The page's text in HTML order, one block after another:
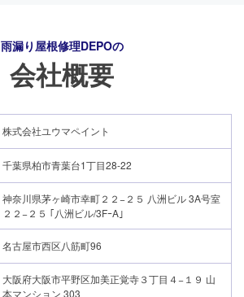
雨漏り屋根修理DEPOの
会社概要
株式会社ユウマペイント
千葉県柏市青葉台1丁目28-22
神奈川県茅ヶ崎市幸町２２−２５ 八洲ビル 3A号室
２２−２５ ｢八洲ビル/3FｰA｣
名古屋市西区八筋町96
大阪府大阪市平野区加美正覚寺３丁目４−１９ 山
本マンション 303